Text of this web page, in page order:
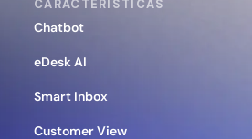
CARACTERÍSTICAS
Chatbot
eDesk AI
Smart Inbox
Customer View